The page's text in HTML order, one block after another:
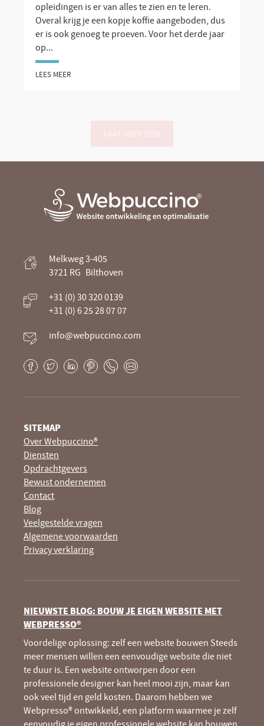
opleidingen is er van alles te zien en te leren.
Overal krijg je een kopje koffie aangeboden, dus
er is ook genoeg te proeven. Voor het derde jaar
op...
LEES MEER
Webpuccino® website ontwikkeling en
optimalisatie
Melkweg 3-405
3721 RG Bilthoven
+31 (0) 30 320 0139
+31 (0) 6 25 28 07 07
info@webpuccino.com
SITEMAP
Over Webpuccino®
Diensten
Opdrachtgevers
Bewust ondernemen
Contact
Blog
Veelgestelde vragen
Algemene voorwaarden
Privacy verklaring
NIEUWSTE BLOG: BOUW JE EIGEN WEBSITE MET
WEBPRESSO®
Voordelige oplossing: zelf een website bouwen Steeds
meer mensen willen een eenvoudige website die niet
te duur is. Een website ontworpen door een
professionele designer kan heel mooi zijn, maar kan
ook veel tijd en geld kosten. Daarom hebben we
Webpresso® ontwikkeld, een platform waarmee je zelf